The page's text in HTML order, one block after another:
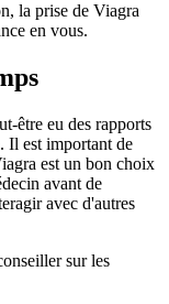
la prise de Viagra
en vous.
être eu des rapports
Il est important de
est un bon choix
avant de
avec d'autres
sur les